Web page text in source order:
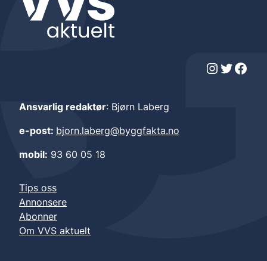
Instagram Twitter Facebook
Ansvarlig redaktør: Bjørn Laberg
e-post: bjorn.laberg@byggfakta.no
mobil: 93 60 05 18
Tips oss
Annonsere
Abonner
Om VVS aktuelt